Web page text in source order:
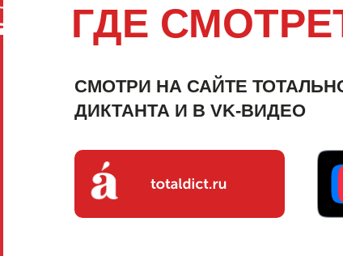
ГДЕ
СМОТРИ НА САЙТЕ
ДИКТАНТА И В VK-ВИДЕО